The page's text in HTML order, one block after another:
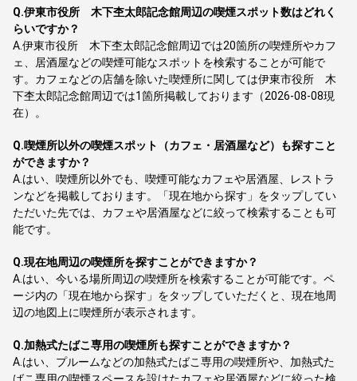
Q.伊東市役所 木下杢太郎記念館周辺の喫煙スポット数はどれく
らいですか？
A.伊東市役所 木下杢太郎記念館周辺では20箇所の喫煙所やカフ
ェ、居酒屋などの喫煙可能なスポットを検索することが可能で
す。カフェなどの店舗を除いた喫煙所に関しては伊東市役所 木
下杢太郎記念館周辺では1箇所掲載しております（2026-08-08現
在）。
Q.喫煙所以外の喫煙スポット（カフェ・居酒屋など）も探すこと
ができますか？
A. はい、喫煙所以外でも、喫煙可能なカフェや居酒屋、レストラ
ンなどを掲載しております。「現在地から探す」をタップしてい
ただいた先では、カフェや居酒屋などに絞って検索することも可
能です。
Q.現在地周辺の喫煙所を探すことができますか？
A. はい、今いる場所周辺の喫煙所を検索することが可能です。ペ
ージ内の「現在地から探す」をタップしていただくと、現在地周
辺の地図上に喫煙所が表示されます。
Q.加熱式たばこ専用の喫煙所も探すことができますか？
A. はい、プルームなどの加熱式たばこ専用の喫煙所や、加熱式た